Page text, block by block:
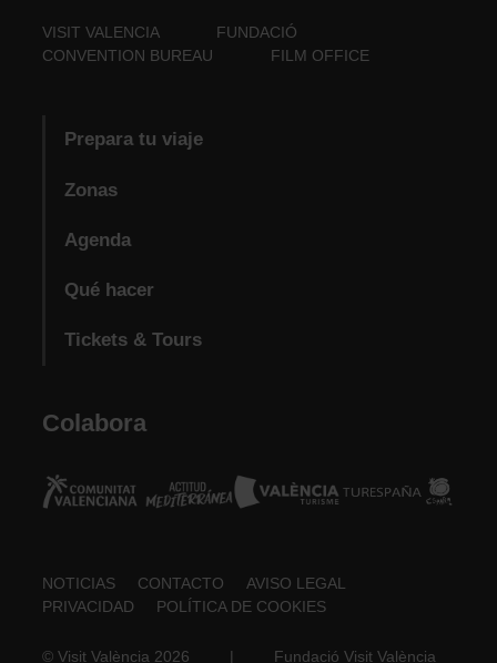
VISIT VALENCIA
FUNDACIÓ
CONVENTION BUREAU
FILM OFFICE
Prepara tu viaje
Zonas
Agenda
Qué hacer
Tickets & Tours
Colabora
Footer
NOTICIAS CONTACTO
AVISO LEGAL
PRIVACIDAD
POLÍTICA DE COOKIES
© Visit València 2026 | Fundació Visit València